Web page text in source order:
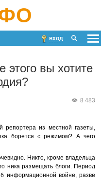
вход
этого вы хотите
8 483
из местной газеты,
борется с режимом? А чего
Никто, кроме владельца
ника размещать блоги. Период
информационной войне, разве